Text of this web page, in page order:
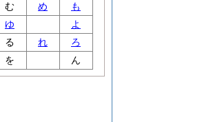
む め
も
ゆ
よ
る れ
ろ
を ん